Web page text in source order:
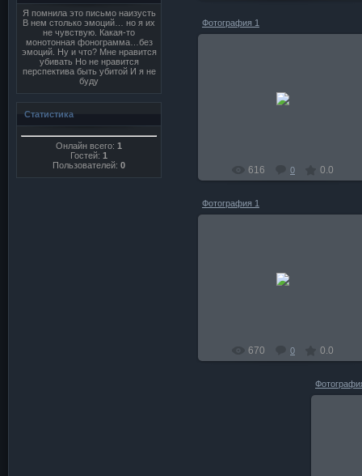
Я помнила это письмо наизусть
В нем столько эмоций… но я их
не чувствую. Какая-то
монотонная фонограмма…без
эмоций. Ну и что? Мне нравится
убивать Но не нравится
перспектива быть убитой И я не
буду
Статистика
Онлайн всего: 1
Гостей: 1
Пользователей: 0
Фотография 1
616 0 0.0
Фотография 1
670 0 0.0